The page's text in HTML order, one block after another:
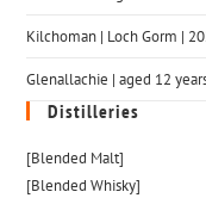
Kilchoman | Loch Gorm​ |
Glenallachie | aged 12
Distilleries
[Blended Malt]
[Blended Whisky]